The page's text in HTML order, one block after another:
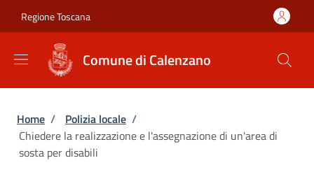
Regione Toscana
Comune di Calenzano
Briciole di pane
Home / Polizia locale /
Chiedere la realizzazione e l'assegnazione di un'area di
sosta per disabili